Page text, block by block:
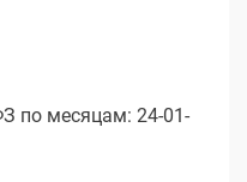
по месяцам: 24-01-